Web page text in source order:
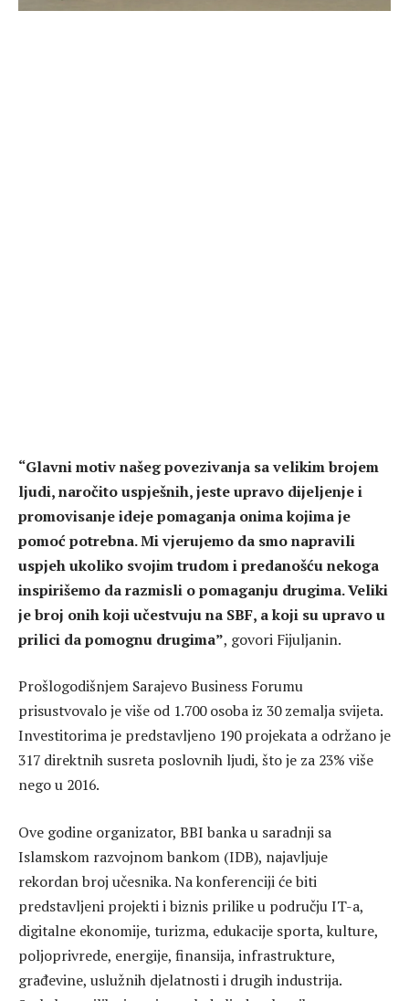
“Glavni motiv našeg povezivanja sa velikim brojem
ljudi, naročito uspješnih, jeste upravo dijeljenje i
promovisanje ideje pomaganja onima kojima je
pomoć potrebna. Mi vjerujemo da smo napravili
uspjeh ukoliko svojim trudom i predanošću nekoga
inspirišemo da razmisli o pomaganju drugima. Veliki
je broj onih koji učestvuju na SBF, a koji su upravo u
prilici da pomognu drugima”, govori Fijuljanin.
Prošlogodišnjem Sarajevo Business Forumu
prisustvovalo je više od 1.700 osoba iz 30 zemalja svijeta.
Investitorima je predstavljeno 190 projekata a održano je
317 direktnih susreta poslovnih ljudi, što je za 23% više
nego u 2016.
Ove godine organizator, BBI banka u saradnji sa
Islamskom razvojnom bankom (IDB), najavljuje
rekordan broj učesnika. Na konferenciji će biti
predstavljeni projekti i biznis prilike u području IT-a,
digitalne ekonomije, turizma, edukacije sporta, kulture,
poljoprivrede, energije, finansija, infrastrukture,
građevine, uslužnih djelatnosti i drugih industrija.